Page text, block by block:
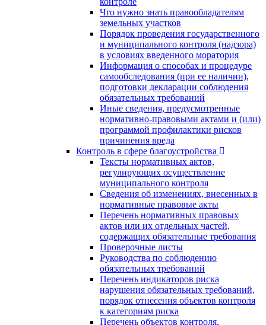
Что нужно знать правообладателям
земельных участков
Порядок проведения государственного
и муниципального контроля (надзора)
в условиях введенного моратория
Информация о способах и процедуре
самообследования (при ее наличии),
подготовки декларации соблюдения
обязательных требований
Иные сведения, предусмотренные
нормативно-правовыми актами и (или)
программой профилактики рисков
причинения вреда
Контроль в сфере благоустройства
Тексты нормативных актов,
регулирующих осуществление
муниципального контроля
Сведения об изменениях, внесенных в
нормативные правовые акты
Перечень нормативных правовых
актов или их отдельных частей,
содержащих обязательные требования
Проверочные листы
Руководства по соблюдению
обязательных требований
Перечень индикаторов риска
нарушения обязательных требований,
порядок отнесения объектов контроля
к категориям риска
Перечень объектов контроля,